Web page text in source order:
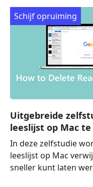
Schijf opruiming
Uitgebreide
leeslijst op Mac
In deze zelfstudie
leeslijst op Mac
sneller kunt laten